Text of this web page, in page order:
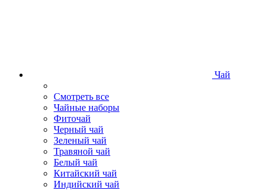
Чай
Смотреть все
Чайные наборы
Фиточай
Черный чай
Зеленый чай
Травяной чай
Белый чай
Китайский чай
Индийский чай